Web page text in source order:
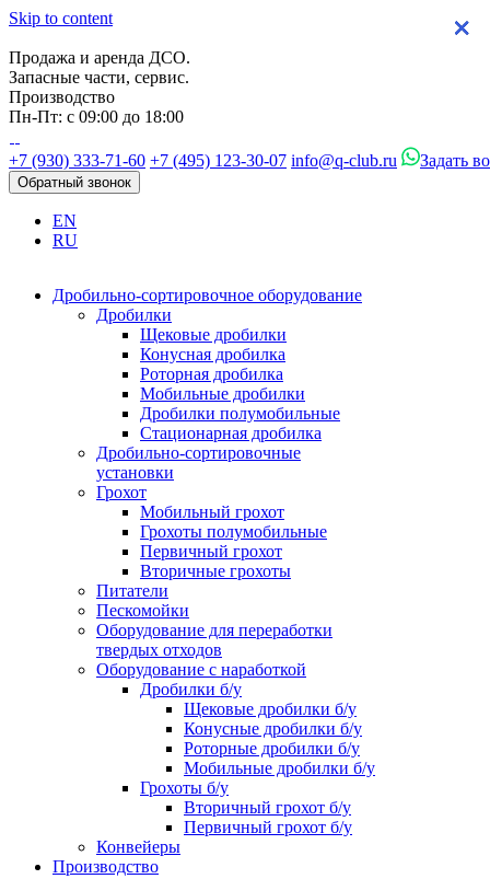
Skip to content
Продажа и аренда ДСО.
Запасные части, сервис.
Производство
Пн-Пт: с 09:00 до 18:00
+7 (930) 333-71-60 +7 (495) 123-30-07 info@q-club.ru Задать
Обратный звонок
EN
RU
Дробильно-сортировочное оборудование
Дробилки
Щековые дробилки
Конусная дробилка
Роторная дробилка
Мобильные дробилки
Дробилки полумобильные
Стационарная дробилка
Дробильно-сортировочные
установки
Грохот
Мобильный грохот
Грохоты полумобильные
Первичный грохот
Вторичные грохоты
Питатели
Пескомойки
Оборудование для переработки
твердых отходов
Оборудование с наработкой
Дробилки б/у
Щековые дробилки б/у
Конусные дробилки б/у
Роторные дробилки б/у
Мобильные дробилки б/у
Грохоты б/у
Вторичный грохот б/у
Первичный грохот б/у
Конвейеры
Производство
×
×
×
×